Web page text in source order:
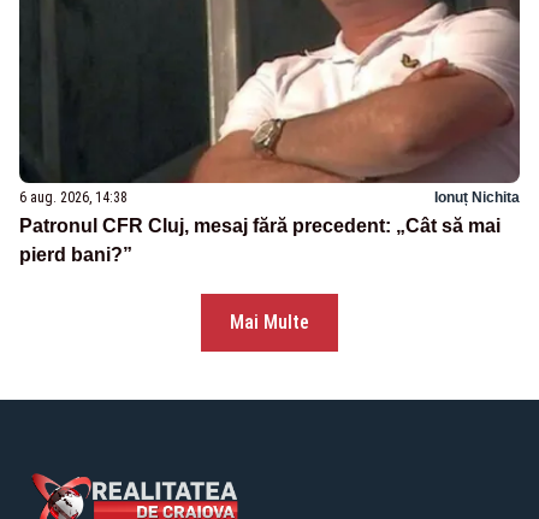
6 aug. 2026, 14:38 Ionuț Nichita
Patronul CFR Cluj, mesaj fără precedent: „Cât să mai
pierd bani?”
Mai Multe